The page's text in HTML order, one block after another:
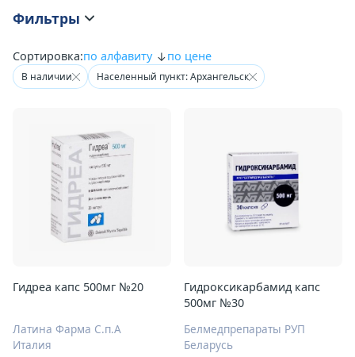
Фильтры
Сортировка:по алфавиту по цене
В наличии Населенный пункт: Архангельск
Гидреа капс 500мг №20
Латина Фарма С.п.А
Италия
Гидроксикарбамид капс
500мг №30
Белмедпрепараты РУП
Беларусь